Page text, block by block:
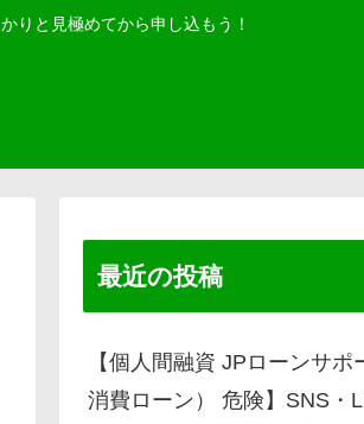
りと見極めてから申し込もう！
最近の投稿
【個人間融資 JPローンサポ
消費ローン） 危険】SNS・